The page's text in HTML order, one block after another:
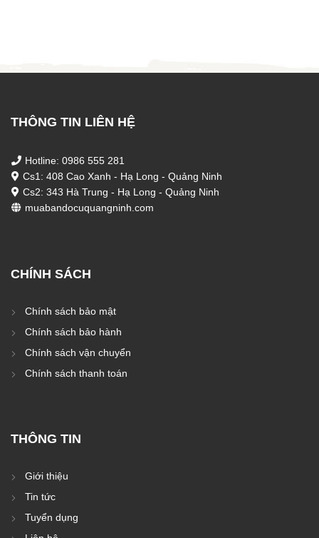
THÔNG TIN LIÊN HỆ
Hotline: 0986 555 281
Cs1: 408 Cao Xanh - Hạ Long - Quảng Ninh
Cs2: 343 Hà Trung - Hạ Long - Quảng Ninh
muabandocuquangninh.com
CHÍNH SÁCH
Chính sách bảo mật
Chính sách bảo hành
Chính sách vận chuyển
Chính sách thanh toán
THÔNG TIN
Giới thiệu
Tin tức
Tuyển dụng